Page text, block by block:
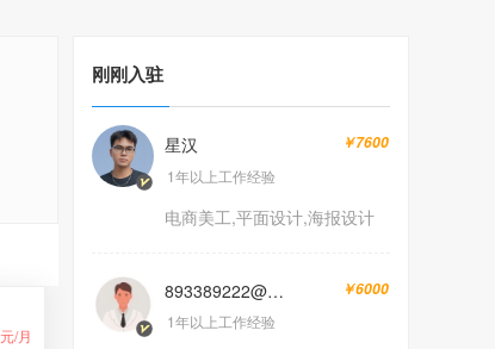
元/月
刚刚入驻
星汉
￥7600
1年以上工作经验
电商美工,平面设计,海报设计
893389222@qq.com
￥6000
1年以上工作经验